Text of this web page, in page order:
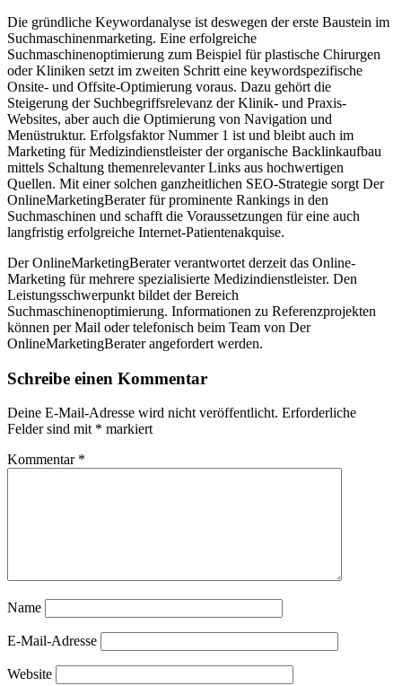
Die gründliche Keywordanalyse ist deswegen der erste Baustein im
Suchmaschinenmarketing. Eine erfolgreiche
Suchmaschinenoptimierung zum Beispiel für plastische Chirurgen
oder Kliniken setzt im zweiten Schritt eine keywordspezifische
Onsite- und Offsite-Optimierung voraus. Dazu gehört die
Steigerung der Suchbegriffsrelevanz der Klinik- und Praxis-
Websites, aber auch die Optimierung von Navigation und
Menüstruktur. Erfolgsfaktor Nummer 1 ist und bleibt auch im
Marketing für Medizindienstleister der organische Backlinkaufbau
mittels Schaltung themenrelevanter Links aus hochwertigen
Quellen. Mit einer solchen ganzheitlichen SEO-Strategie sorgt Der
OnlineMarketingBerater für prominente Rankings in den
Suchmaschinen und schafft die Voraussetzungen für eine auch
langfristig erfolgreiche Internet-Patientenakquise.
Der OnlineMarketingBerater verantwortet derzeit das Online-
Marketing für mehrere spezialisierte Medizindienstleister. Den
Leistungsschwerpunkt bildet der Bereich
Suchmaschinenoptimierung. Informationen zu Referenzprojekten
können per Mail oder telefonisch beim Team von Der
OnlineMarketingBerater angefordert werden.
Schreibe einen Kommentar
Deine E-Mail-Adresse wird nicht veröffentlicht. Erforderliche
Felder sind mit * markiert
Kommentar *
Name
E-Mail-Adresse
Website